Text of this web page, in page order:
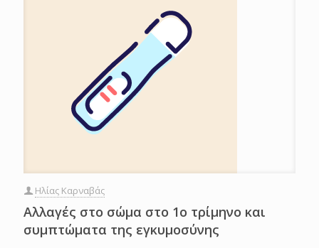
Ηλίας Καρναβάς
Αλλαγές στο σώμα στο 1ο τρίμηνο και
συμπτώματα της εγκυμοσύνης